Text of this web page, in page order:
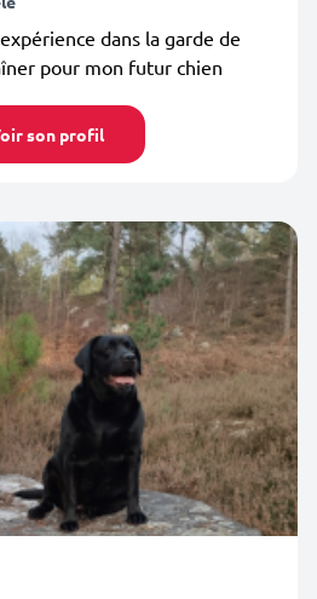
dans la garde de
pour mon futur chien
son profil